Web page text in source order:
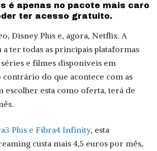
é apenas no pacote mais caro
ter acesso gratuito.
Disney Plus e, agora, Netflix. A
a ter todas as principais plataformas
e filmes disponíveis em
contrário do que acontece com as
escolher esta como oferta, terá de
Plus e Fibra4 Infinity, esta
custa mais 4,5 euros por mês,